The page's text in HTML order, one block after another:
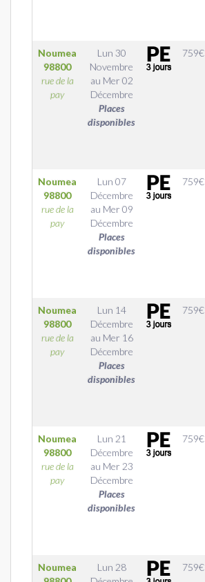
Noumea
98800
rue de la
pay
Lun 30
Novembre
au Mer 02
Décembre
Places
disponibles
759€
Noumea
98800
rue de la
pay
Lun 07
Décembre
au Mer 09
Décembre
Places
disponibles
759€
Noumea
98800
rue de la
pay
Lun 14
Décembre
au Mer 16
Décembre
Places
disponibles
759€
Noumea
98800
rue de la
pay
Lun 21
Décembre
au Mer 23
Décembre
Places
disponibles
759€
Noumea
Lun 28
759€